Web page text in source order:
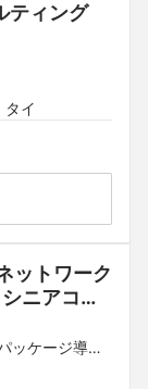
ティング
タイ
ットワーク
ニアコン
ジャー
ッケージ導入